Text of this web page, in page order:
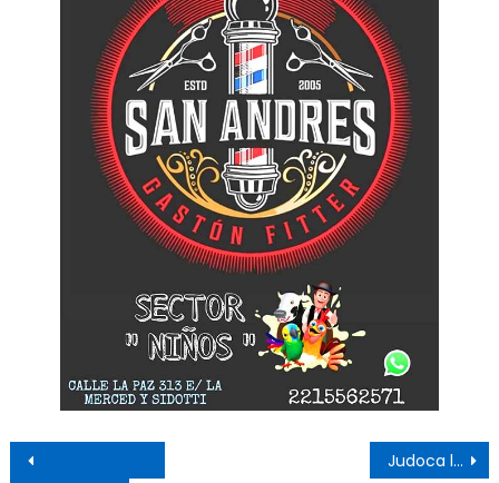
Navegación de entradas Judoca local ganó en Santiago del Estero